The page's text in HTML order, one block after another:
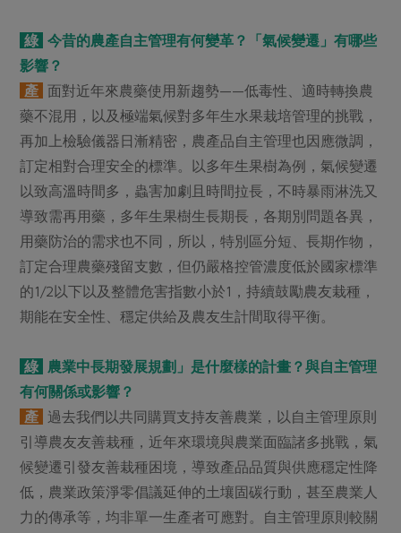
綠 今昔的農產自主管理有何變革？「氣候變遷」有哪些
影響？
產 面對近年來農藥使用新趨勢——低毒性、適時轉換農
藥不混用，以及極端氣候對多年生水果栽培管理的挑戰，
再加上檢驗儀器日漸精密，農產品自主管理也因應微調，
訂定相對合理安全的標準。以多年生果樹為例，氣候變遷
以致高溫時間多，蟲害加劇且時間拉長，不時暴雨淋洗又
導致需再用藥，多年生果樹生長期長，各期別問題各異，
用藥防治的需求也不同，所以，特別區分短、長期作物，
訂定合理農藥殘留支數，但仍嚴格控管濃度低於國家標準
的1/2以下以及整體危害指數小於1，持續鼓勵農友栽種，
期能在安全性、穩定供給及農友生計間取得平衡。
綠
農業中長期發展規劃」是什麼樣的計畫？與自主管理
有何關係或影響？
產
過去我們以共同購買支持友善農業，以自主管理原則
引導農友友善栽種，近年來環境與農業面臨諸多挑戰，氣
候變遷引發友善栽種困境，導致產品品質與供應穩定性降
低，農業政策淨零倡議延伸的土壤固碳行動，甚至農業人
力的傳承等，均非單一生產者可應對。自主管理原則較關